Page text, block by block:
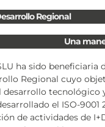
Regional
Una
ha sido beneficiaria
Regional cuyo
desarrollo tecnológico
el ISO-9001
de actividades de